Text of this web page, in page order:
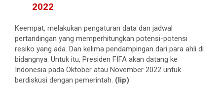
2022
Keempat, melakukan pengaturan data dan jadwal
pertandingan yang memperhitungkan potensi-potensi
resiko yang ada. Dan kelima pendampingan dari para ahli di
bidangnya. Untuk itu, Presiden FIFA akan datang ke
Indonesia pada Oktober atau November 2022 untuk
berdiskusi dengan pemerintah. (lip)